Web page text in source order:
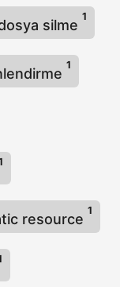
silme
1
1
resource
1